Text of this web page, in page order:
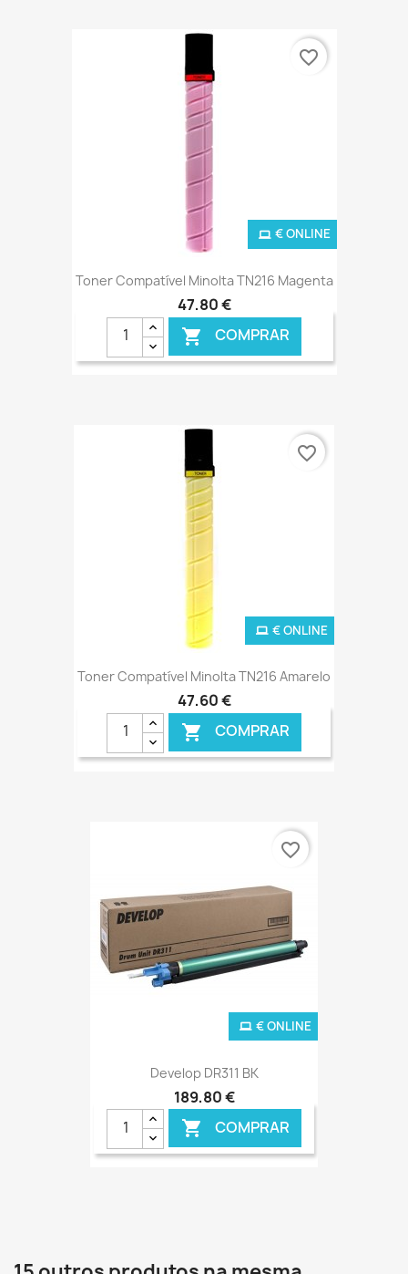
Toner Compatível Minolta TN216 Magenta
47,80 €
 COMPRAR
€ ONLINE
favorite_border
Toner Compatível Minolta TN216 Amarelo
47,60 €
 COMPRAR
€ ONLINE
favorite_border
Develop DR311 BK
189,80 €
 COMPRAR
€ ONLINE
favorite_border